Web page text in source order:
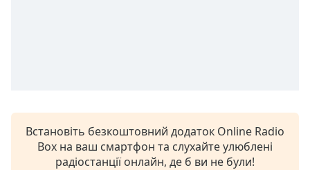
Встановіть безкоштовний додаток Online Radio
Box на ваш смартфон та слухайте улюблені
радіостанції онлайн, де б ви не були!